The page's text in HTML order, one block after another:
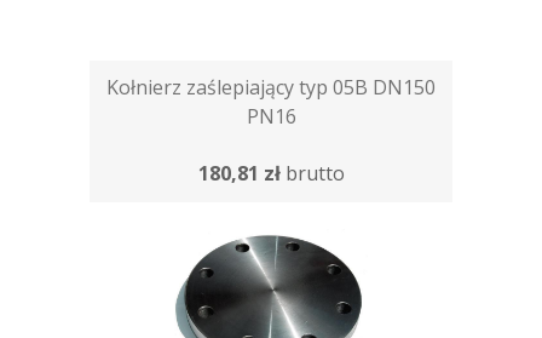
Kołnierz zaślepiający typ 05B DN150
PN16
180,81 zł brutto